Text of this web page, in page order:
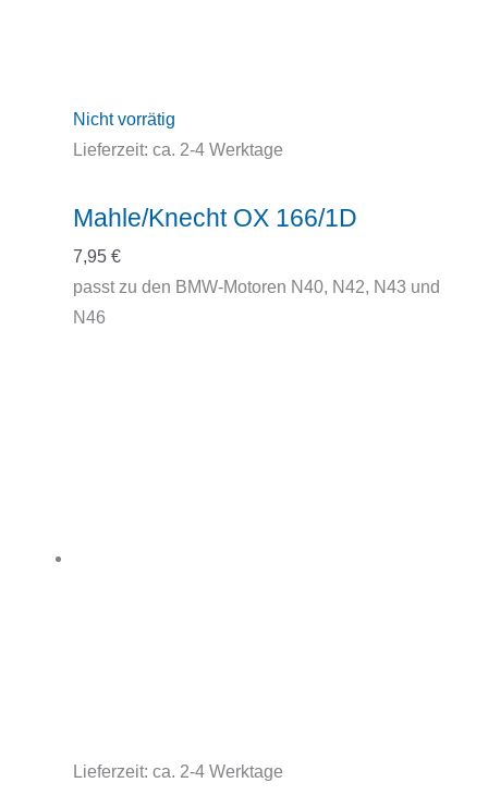
Nicht vorrätig
Lieferzeit: ca. 2-4 Werktage
Mahle/Knecht OX 166/1D
7,95 €
passt zu den BMW-Motoren N40, N42, N43 und
N46
Lieferzeit: ca. 2-4 Werktage